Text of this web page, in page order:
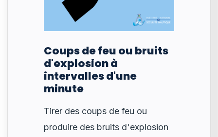
Coups de feu ou bruits
d'explosion à
intervalles d'une
minute
Tirer des coups de feu ou
produire des bruits d'explosion